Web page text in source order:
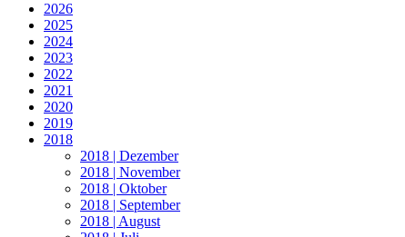
2026
2025
2024
2023
2022
2021
2020
2019
2018
2018 | Dezember
2018 | November
2018 | Oktober
2018 | September
2018 | August